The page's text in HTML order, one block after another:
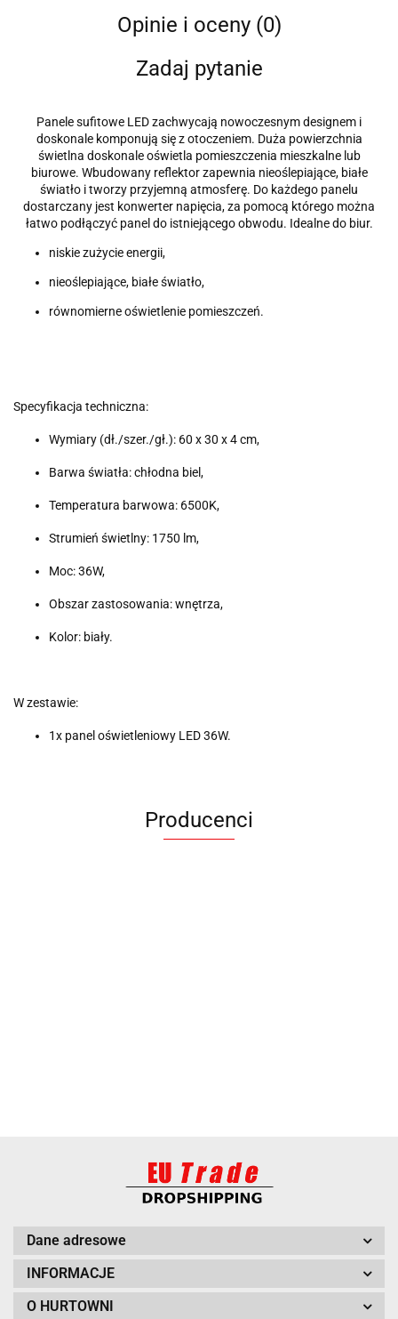
Opinie i oceny (0)
Zadaj pytanie
Panele sufitowe LED zachwycają nowoczesnym designem i
doskonale komponują się z otoczeniem. Duża powierzchnia
świetlna doskonale oświetla pomieszczenia mieszkalne lub
biurowe. Wbudowany reflektor zapewnia nieoślepiające, białe
światło i tworzy przyjemną atmosferę. Do każdego panelu
dostarczany jest konwerter napięcia, za pomocą którego można
łatwo podłączyć panel do istniejącego obwodu. Idealne do biur.
niskie zużycie energii,
nieoślepiające, białe światło,
równomierne oświetlenie pomieszczeń.
Specyfikacja techniczna:
Wymiary (dł./szer./gł.): 60 x 30 x 4 cm,
Barwa światła: chłodna biel,
Temperatura barwowa: 6500K,
Strumień świetlny: 1750 lm,
Moc: 36W,
Obszar zastosowania: wnętrza,
Kolor: biały.
W zestawie:
1x panel oświetleniowy LED 36W.
Producenci
Dane adresowe
INFORMACJE
O HURTOWNI